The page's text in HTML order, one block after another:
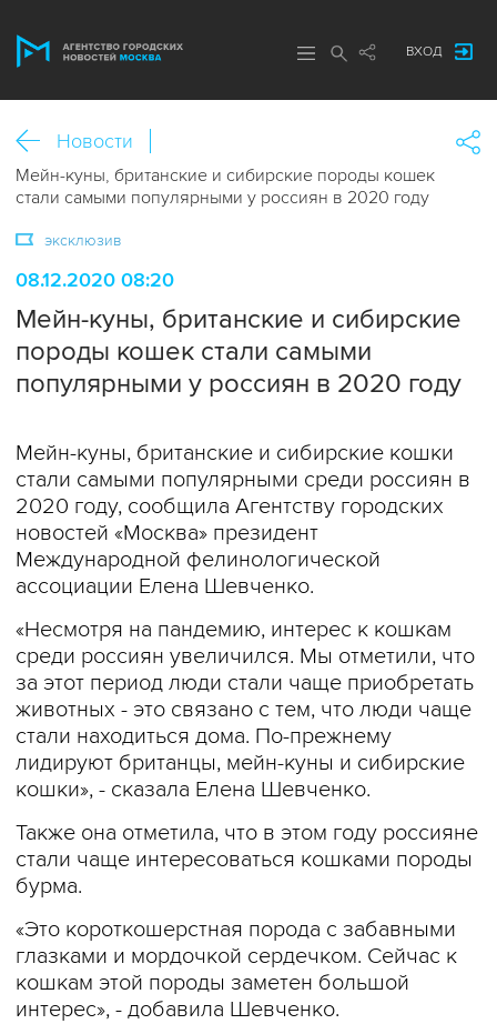
ВХОД
Новости
Мейн-куны, британские и сибирские породы кошек
стали самыми популярными у россиян в 2020 году
эксклюзив
08.12.2020 08:20
Мейн-куны, британские и сибирские
породы кошек стали самыми
популярными у россиян в 2020 году
Мейн-куны, британские и сибирские кошки
стали самыми популярными среди россиян в
2020 году, сообщила Агентству городских
новостей «Москва» президент
Международной фелинологической
ассоциации Елена Шевченко.
«Несмотря на пандемию, интерес к кошкам
среди россиян увеличился. Мы отметили, что
за этот период люди стали чаще приобретать
животных - это связано с тем, что люди чаще
стали находиться дома. По-прежнему
лидируют британцы, мейн-куны и сибирские
кошки», - сказала Елена Шевченко.
Также она отметила, что в этом году россияне
стали чаще интересоваться кошками породы
бурма.
«Это короткошерстная порода с забавными
глазками и мордочкой сердечком. Сейчас к
кошкам этой породы заметен большой
интерес», - добавила Шевченко.